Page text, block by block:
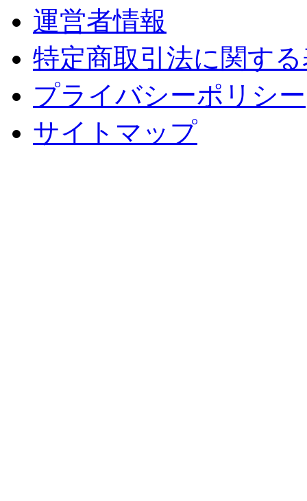
運営者情報
特定商取引法に関す
プライバシーポリシー
サイトマップ